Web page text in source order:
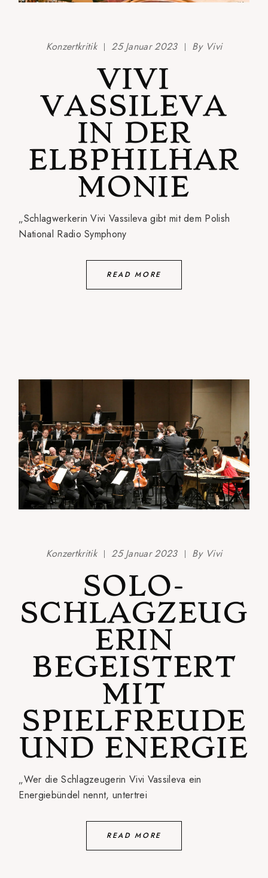
Konzertkritik 25 Januar 2023 By Vivi
VIVI
VASSILEVA
IN DER
ELBPHILHAR
MONIE
„Schlagwerkerin Vivi Vassileva gibt mit dem Polish
National Radio Symphony
READ MORE
Konzertkritik 25 Januar 2023 By Vivi
SOLO-
SCHLAGZEUG
ERIN
BEGEISTERT
MIT
SPIELFREUDE
UND ENERGIE
„Wer die Schlagzeugerin Vivi Vassileva ein
Energiebündel nennt, untertrei
READ MORE